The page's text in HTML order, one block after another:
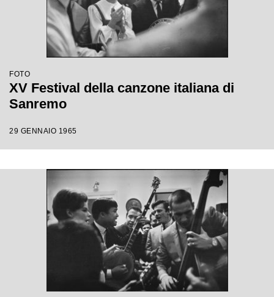
FOTO
XV Festival della canzone italiana di
Sanremo
29 GENNAIO 1965